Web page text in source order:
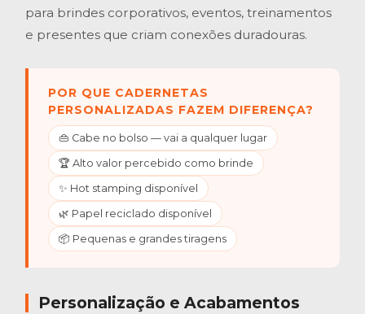
para brindes corporativos, eventos, treinamentos
e presentes que criam conexões duradouras.
POR QUE CADERNETAS
PERSONALIZADAS FAZEM DIFERENÇA?
👜 Cabe no bolso — vai a qualquer lugar
🏆 Alto valor percebido como brinde
✨ Hot stamping disponível
🌿 Papel reciclado disponível
📦 Pequenas e grandes tiragens
Personalização e Acabamentos